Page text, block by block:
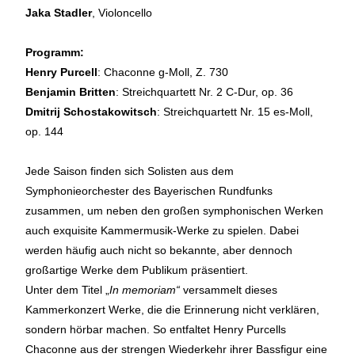
Jaka Stadler, Violoncello
Programm:
Henry Purcell: Chaconne g-Moll, Z. 730
Benjamin Britten: Streichquartett Nr. 2 C-Dur, op. 36
Dmitrij Schostakowitsch: Streichquartett Nr. 15 es-Moll,
op. 144
Jede Saison finden sich Solisten aus dem
Symphonieorchester des Bayerischen Rundfunks
zusammen, um neben den großen symphonischen Werken
auch exquisite Kammermusik-Werke zu spielen. Dabei
werden häufig auch nicht so bekannte, aber dennoch
großartige Werke dem Publikum präsentiert.
Unter dem Titel „ In memoriam“ versammelt dieses
Kammerkonzert Werke, die die Erinnerung nicht verklären,
sondern hörbar machen. So entfaltet Henry Purcells
Chaconne aus der strengen Wiederkehr ihrer Bassfigur eine